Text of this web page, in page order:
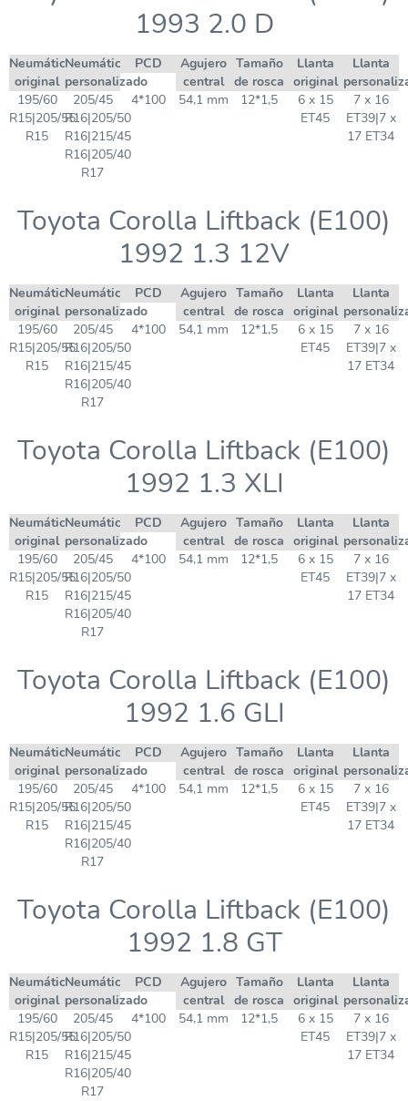
1993 2.0 D
Neumático
original
Neumático
personalizado
PCD
Agujero
central
Tamaño
de rosca
Llanta
original
Llanta
195/60
R15|205/55
R15
205/45
R16|205/50
R16|215/45
R16|205/40
R17
4*100 54,1 mm 12*1,5
6 x 15
ET45
7 x 16
ET39|7 x
17 ET34
Toyota Corolla Liftback (E100)
1992 1.3 12V
Neumático
original
Neumático
personalizado
PCD
Agujero
central
Tamaño
de rosca
Llanta
original
Llanta
195/60
R15|205/55
R15
205/45
R16|205/50
R16|215/45
R16|205/40
R17
4*100 54,1 mm 12*1,5
6 x 15
ET45
7 x 16
ET39|7 x
17 ET34
Toyota Corolla Liftback (E100)
1992 1.3 XLI
Neumático
original
Neumático
personalizado
PCD
Agujero
central
Tamaño
de rosca
Llanta
original
Llanta
195/60
R15|205/55
R15
205/45
R16|205/50
R16|215/45
R16|205/40
R17
4*100 54,1 mm 12*1,5
6 x 15
ET45
7 x 16
ET39|7 x
17 ET34
Toyota Corolla Liftback (E100)
1992 1.6 GLI
Neumático
original
Neumático
personalizado
PCD
Agujero
central
Tamaño
de rosca
Llanta
original
Llanta
195/60
R15|205/55
R15
205/45
R16|205/50
R16|215/45
R16|205/40
R17
4*100 54,1 mm 12*1,5
6 x 15
ET45
7 x 16
ET39|7 x
17 ET34
Toyota Corolla Liftback (E100)
1992 1.8 GT
Neumático
original
Neumático
personalizado
PCD
Agujero
central
Tamaño
de rosca
Llanta
original
Llanta
195/60
R15|205/55
R15
205/45
R16|205/50
R16|215/45
R16|205/40
R17
4*100 54,1 mm 12*1,5
6 x 15
ET45
7 x 16
ET39|7 x
17 ET34